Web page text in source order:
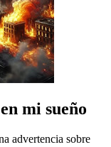
mi sueño
advertencia sobre